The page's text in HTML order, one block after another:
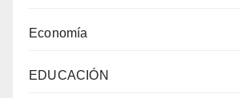
Economía
EDUCACIÓN